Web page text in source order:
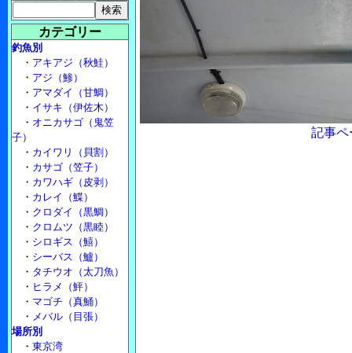
記事ペ
カテゴリー
釣魚別
・ アキアジ（秋鮭）
・ アジ（鯵）
・ アマダイ（甘鯛）
・ イサキ（伊佐木）
・ オニカサゴ（鬼笠
子）
・ カイワリ（貝割）
・ カサゴ（笠子）
・ カワハギ（皮剥）
・ カレイ（鰈）
・ クロダイ（黒鯛）
・ クロムツ（黒睦）
・ シロギス（鱚）
・ シーバス（鱸）
・ タチウオ（太刀魚）
・ ヒラメ（鮃）
・ マゴチ（真鯒）
・ メバル（目張）
場所別
・ 東京湾